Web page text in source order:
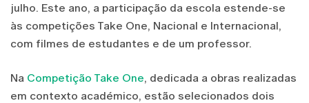
julho. Este ano, a participação da escola estende-se
às competições Take One, Nacional e Internacional,
com filmes de estudantes e de um professor.
Na Competição Take One, dedicada a obras realizadas
em contexto académico, estão selecionados dois